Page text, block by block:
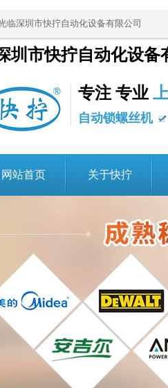
临深圳市快拧自动化设备有限公司
圳市快拧自动化设备
专注 专业
自动锁螺丝机
网站首页 关于快拧